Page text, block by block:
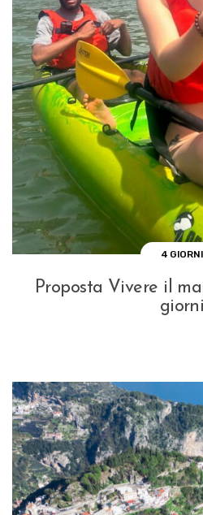
4 GIORNI
Proposta Vivere il
giorni